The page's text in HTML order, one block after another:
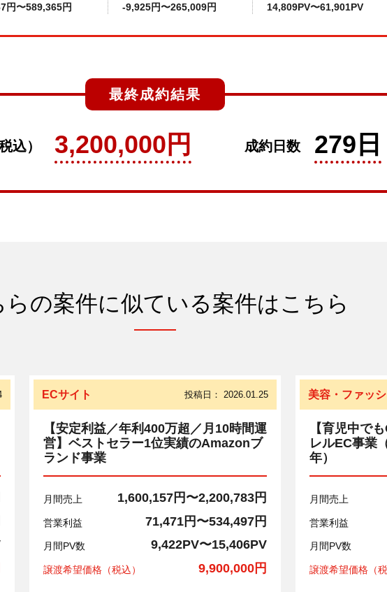
円〜589,365円
-9,925円〜265,009円
14,809PV〜61,901PV
最終成約結果
込） 3,200,000円 成約日数 279日
らの案件に似ている案件はこちら
ECサイト 投稿日： 2026.01.25
【安定利益／年利400万超／月10時間運
営】ベストセラー1位実績のAmazonブ
ランド事業
月間売上 1,600,157円〜2,200,783円
営業利益 71,471円〜534,497円
月間PV数 9,422PV〜15,406PV
譲渡希望価格（税込） 9,900,000円
美容・ファッ
【育児中で
レルEC事業
年）
月間売上
営業利益
月間PV数
譲渡希望価格（税